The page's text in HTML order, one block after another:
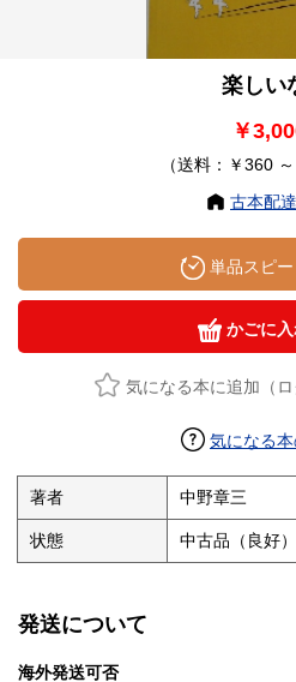
楽しい
￥
（送料：￥360
古本配
単品スピ
かごに
気になる本に追加（ロ
気になる
著者 中野章三
状態 中古品（良好）
発送について
海外発送可否